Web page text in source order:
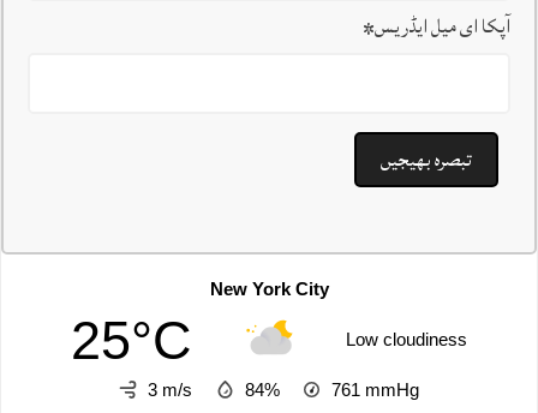
آپکا ای میل ایڈریس*
New York City
25°C Low cloudiness
3 m/s 84% 761 mmHg